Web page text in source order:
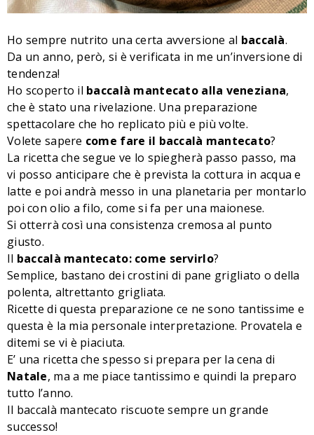
Ho sempre nutrito una certa avversione al baccalà.
Da un anno, però, si è verificata in me un’inversione di
tendenza!
Ho scoperto il baccalà mantecato alla veneziana,
che è stato una rivelazione. Una preparazione
spettacolare che ho replicato più e più volte.
Volete sapere come fare il baccalà mantecato?
La ricetta che segue ve lo spiegherà passo passo, ma
vi posso anticipare che è prevista la cottura in acqua e
latte e poi andrà messo in una planetaria per montarlo
poi con olio a filo, come si fa per una maionese.
Si otterrà così una consistenza cremosa al punto
giusto.
Il baccalà mantecato: come servirlo?
Semplice, bastano dei crostini di pane grigliato o della
polenta, altrettanto grigliata.
Ricette di questa preparazione ce ne sono tantissime e
questa è la mia personale interpretazione. Provatela e
ditemi se vi è piaciuta.
E’ una ricetta che spesso si prepara per la cena di
Natale, ma a me piace tantissimo e quindi la preparo
tutto l’anno.
Il baccalà mantecato riscuote sempre un grande
successo!